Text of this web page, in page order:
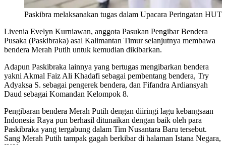
Paskibra melaksanakan tugas dalam Upacara Peringatan
Livenia Evelyn Kurniawan, anggota Pasukan Pengibar Bendera
Pusaka (Paskibraka) asal Kalimantan Timur selanjutnya membawa
bendera Merah Putih untuk kemudian dikibarkan.
Adapun Paskibraka lainnya yang bertugas mengibarkan bendera
yakni Akmal Faiz Ali Khadafi sebagai pembentang bendera, Try
Adyaksa S. sebagai pengerek bendera, dan Fifandra Ardiansyah
Daud sebagai Komandan Kelompok 8.
Pengibaran bendera Merah Putih dengan diiringi lagu kebangsaan
Indonesia Raya pun berhasil ditunaikan dengan baik oleh para
Paskibraka yang tergabung dalam Tim Nusantara Baru tersebut.
Sang Merah Putih tampak gagah berkibar di halaman Istana Negara,